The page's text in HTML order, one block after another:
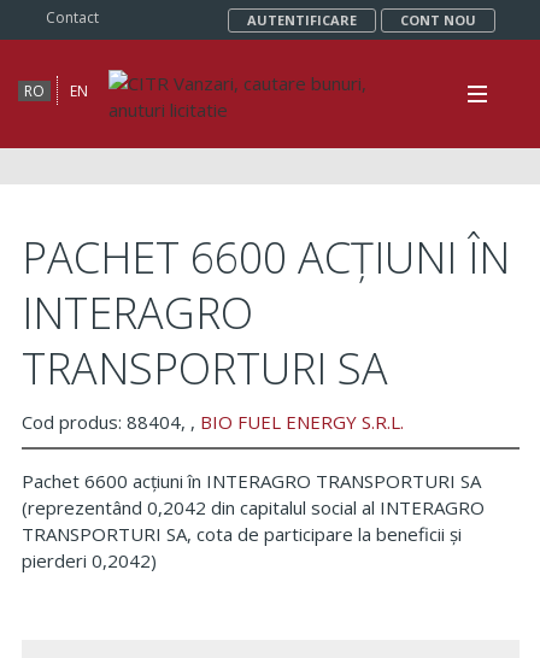
Contact AUTENTIFICARE CONT NOU
RO EN
PACHET 6600 ACȚIUNI ÎN
INTERAGRO
TRANSPORTURI SA
Cod produs: 88404, , BIO FUEL ENERGY S.R.L.
Pachet 6600 acțiuni în INTERAGRO TRANSPORTURI SA
(reprezentând 0,2042 din capitalul social al INTERAGRO
TRANSPORTURI SA, cota de participare la beneficii și
pierderi 0,2042)